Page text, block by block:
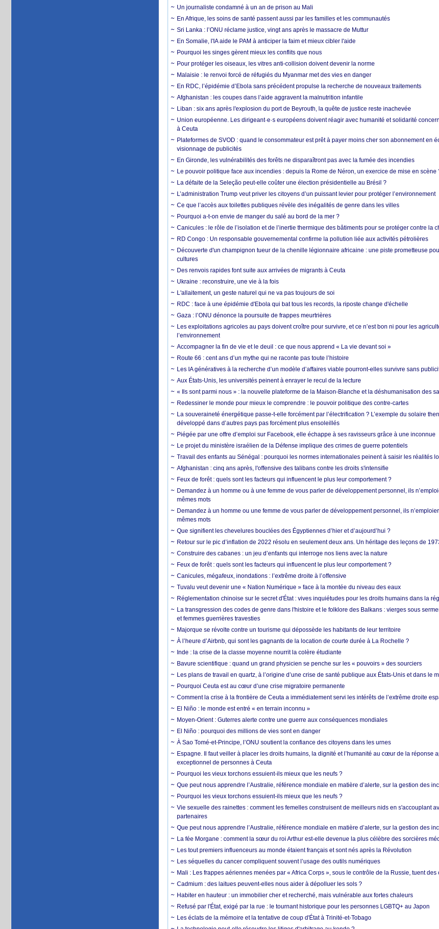
Un journaliste condamné à un an de prison au Mali
En Afrique, les soins de santé passent aussi par les familles et les communautés
Sri Lanka : l’ONU réclame justice, vingt ans après le massacre de Muttur
En Somalie, l'IA aide le PAM à anticiper la faim et mieux cibler l'aide
Pourquoi les singes gèrent mieux les conflits que nous
Pour protéger les oiseaux, les vitres anti-collision doivent devenir la norme
Malaisie : le renvoi forcé de réfugiés du Myanmar met des vies en danger
En RDC, l’épidémie d’Ebola sans précédent propulse la recherche de nouveaux traitements
Afghanistan : les coupes dans l’aide aggravent la malnutrition infantile
Liban : six ans après l'explosion du port de Beyrouth, la quête de justice reste inachevée
Union européenne. Les dirigeant·e·s européens doivent réagir avec humanité et solidarité
à Ceuta
Plateformes de SVOD : quand le consommateur est prêt à payer moins cher son abonnement en
visionnage de publicités
En Gironde, les vulnérabilités des forêts ne disparaîtront pas avec la fumée des incendies
Le pouvoir politique face aux incendies : depuis la Rome de Néron, un exercice de mise en scène
La défaite de la Seleção peut-elle coûter une élection présidentielle au Brésil ?
L’administration Trump veut priver les citoyens d’un puissant levier pour protéger l’environnement
Ce que l’accès aux toilettes publiques révèle des inégalités de genre dans les villes
Pourquoi a-t-on envie de manger du salé au bord de la mer ?
Canicules : le rôle de l’isolation et de l’inertie thermique des bâtiments pour se protéger contre la
RD Congo : Un responsable gouvernemental confirme la pollution liée aux activités pétrolières
Découverte d'un champignon tueur de la chenille légionnaire africaine : une piste prometteuse
cultures
Des renvois rapides font suite aux arrivées de migrants à Ceuta
Ukraine : reconstruire, une vie à la fois
L'allaitement, un geste naturel qui ne va pas toujours de soi
RDC : face à une épidémie d'Ebola qui bat tous les records, la riposte change d'échelle
Gaza : l’ONU dénonce la poursuite de frappes meurtrières
Les exploitations agricoles au pays doivent croître pour survivre, et ce n’est bon ni pour les
l’environnement
Accompagner la fin de vie et le deuil : ce que nous apprend « La vie devant soi »
Route 66 : cent ans d’un mythe qui ne raconte pas toute l’histoire
Les IA génératives à la recherche d’un modèle d’affaires viable pourront-elles survivre sans
Aux États-Unis, les universités peinent à enrayer le recul de la lecture
« Ils sont parmi nous » : la nouvelle plateforme de la Maison-Blanche et la déshumanisation des
Redessiner le monde pour mieux le comprendre : le pouvoir politique des contre-cartes
La souveraineté énergétique passe-t-elle forcément par l’électrification ? L’exemple du solaire
développé dans d’autres pays pas forcément plus ensoleillés
Piégée par une offre d’emploi sur Facebook, elle échappe à ses ravisseurs grâce à une inconnue
Le projet du ministère israélien de la Défense implique des crimes de guerre potentiels
Travail des enfants au Sénégal : pourquoi les normes internationales peinent à saisir les réalités
Afghanistan : cinq ans après, l'offensive des talibans contre les droits s'intensifie
Feux de forêt : quels sont les facteurs qui influencent le plus leur comportement ?
Demandez à un homme ou à une femme de vous parler de développement personnel, ils
mêmes mots
Demandez à un homme ou une femme de vous parler de développement personnel, ils
mêmes mots
Que signifient les chevelures bouclées des Égyptiennes d’hier et d’aujourd’hui ?
Retour sur le pic d’inflation de 2022 résolu en seulement deux ans. Un héritage des leçons de
Construire des cabanes : un jeu d’enfants qui interroge nos liens avec la nature
Feux de forêt : quels sont les facteurs qui influencent le plus leur comportement ?
Canicules, mégafeux, inondations : l’extrême droite à l’offensive
Tuvalu veut devenir une « Nation Numérique » face à la montée du niveau des eaux
Réglementation chinoise sur le secret d'État : vives inquiétudes pour les droits humains dans la
La transgression des codes de genre dans l'histoire et le folklore des Balkans : vierges sous
et femmes guerrières travesties
Majorque se révolte contre un tourisme qui dépossède les habitants de leur territoire
À l’heure d’Airbnb, qui sont les gagnants de la location de courte durée à La Rochelle ?
Inde : la crise de la classe moyenne nourrit la colère étudiante
Bavure scientifique : quand un grand physicien se penche sur les « pouvoirs » des sourciers
Les plans de travail en quartz, à l’origine d’une crise de santé publique aux États-Unis et dans le
Pourquoi Ceuta est au cœur d’une crise migratoire permanente
Comment la crise à la frontière de Ceuta a immédiatement servi les intérêts de l’extrême droite
El Niño : le monde est entré « en terrain inconnu »
Moyen-Orient : Guterres alerte contre une guerre aux conséquences mondiales
El Niño : pourquoi des millions de vies sont en danger
À Sao Tomé-et-Principe, l’ONU soutient la confiance des citoyens dans les urnes
Espagne. Il faut veiller à placer les droits humains, la dignité et l’humanité au cœur de la réponse
exceptionnel de personnes à Ceuta
Pourquoi les vieux torchons essuient-ils mieux que les neufs ?
Que peut nous apprendre l’Australie, référence mondiale en matière d’alerte, sur la gestion des
Pourquoi les vieux torchons essuient-ils mieux que les neufs ?
Vie sexuelle des rainettes : comment les femelles construisent de meilleurs nids en s'accouplant
partenaires
Que peut nous apprendre l’Australie, référence mondiale en matière d’alerte, sur la gestion des
La fée Morgane : comment la sœur du roi Arthur est-elle devenue la plus célèbre des sorcières
Les tout premiers influenceurs au monde étaient français et sont nés après la Révolution
Les séquelles du cancer compliquent souvent l’usage des outils numériques
Mali : Les frappes aériennes menées par « Africa Corps », sous le contrôle de la Russie, tuent des
Cadmium : des laitues peuvent-elles nous aider à dépolluer les sols ?
Habiter en hauteur : un immobilier cher et recherché, mais vulnérable aux fortes chaleurs
Refusé par l'État, exigé par la rue : le tournant historique pour les personnes LGBTQ+ au Japon
Les éclats de la mémoire et la tentative de coup d'État à Trinité-et-Tobago